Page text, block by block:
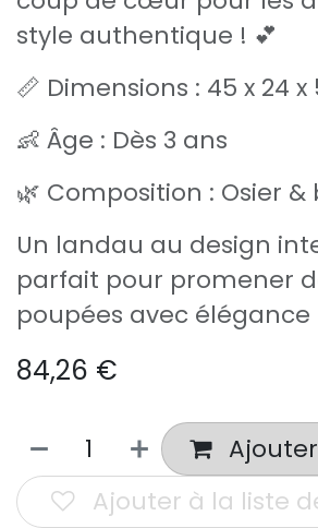
style authentique ! 💕
📏 Dimensions : 45 x 24 x
👶 Âge : Dès 3 ans
🌿 Composition : Osier &
Un landau au design
parfait pour promener
poupées avec élégance
84,26 €
Ajouter à la liste